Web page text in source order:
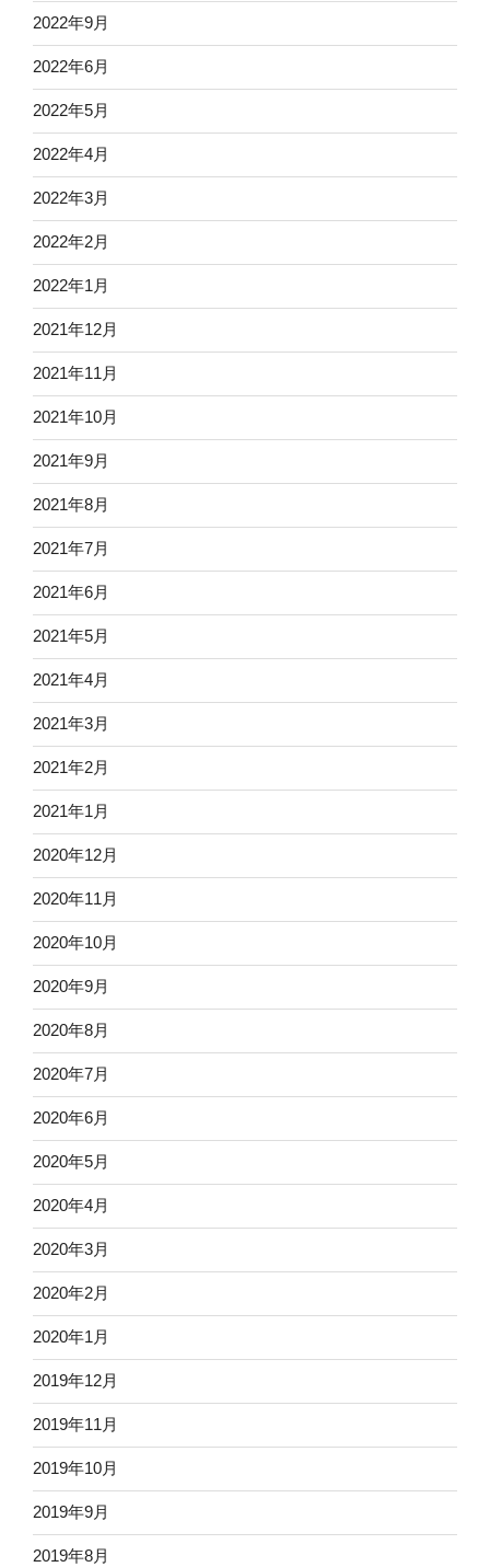
2022年9月
2022年6月
2022年5月
2022年4月
2022年3月
2022年2月
2022年1月
2021年12月
2021年11月
2021年10月
2021年9月
2021年8月
2021年7月
2021年6月
2021年5月
2021年4月
2021年3月
2021年2月
2021年1月
2020年12月
2020年11月
2020年10月
2020年9月
2020年8月
2020年7月
2020年6月
2020年5月
2020年4月
2020年3月
2020年2月
2020年1月
2019年12月
2019年11月
2019年10月
2019年9月
2019年8月